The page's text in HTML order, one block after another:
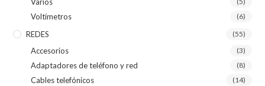
Varios
Voltímetros (6)
REDES (55)
Accesorios (3)
Adaptadores de teléfono y red (8)
Cables telefónicos (14)